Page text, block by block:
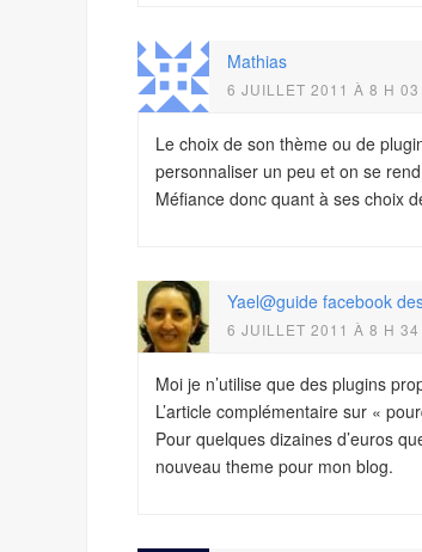
Mathias
6 JUILLET 2011 À 8 H 03
Le choix de son thème ou de
personnaliser un peu et on se
Méfiance donc quant à ses choix
Yael@guide facebook
6 JUILLET 2011 À 8 H 34
Moi je n’utilise que des plugins
L’article complémentaire sur «
Pour quelques dizaines d’euros
nouveau theme pour mon blog.